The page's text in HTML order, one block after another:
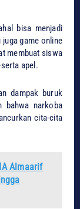
bisa menjadi
game online
membuat siswa
apel.
dampak buruk
bahwa narkoba
cita-cita
Almaarif